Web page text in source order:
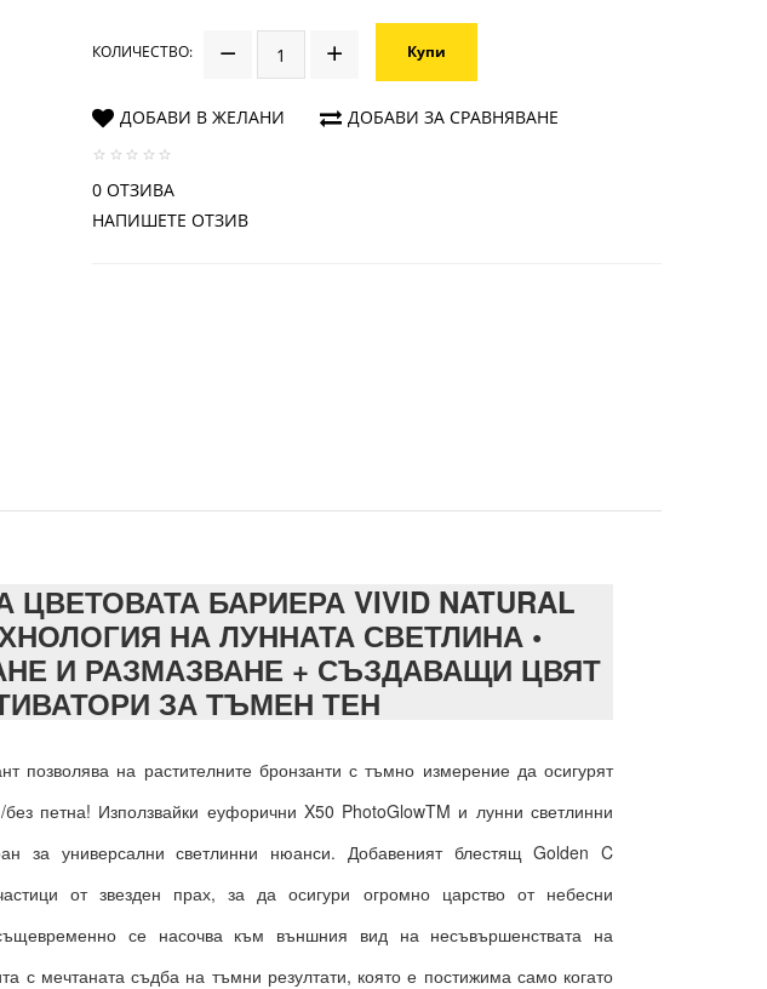
КОЛИЧЕСТВО: Купи
ДОБАВИ В ЖЕЛАНИ ДОБАВИ ЗА СРАВНЯВАНЕ
0 ОТЗИВА
НАПИШЕТЕ ОТЗИВ
БАРИЕРА VIVID NATURAL
НА ЛУННАТА СВЕТЛИНА •
И РАЗМАЗВАНЕ + СЪЗДАВАЩИ ЦВЯТ
ЗА ТЪМЕН ТЕН
позволява на растителните бронзанти с тъмно измерение да осигурят
петна! Използвайки еуфорични X50 PhotoGlowTM и лунни светлинни
за универсални светлинни нюанси. Добавеният блестящ Golden C
от звезден прах, за да осигури огромно царство от небесни
се насочва към външния вид на несъвършенствата на
с мечтаната съдба на тъмни резултати, която е постижима само когато